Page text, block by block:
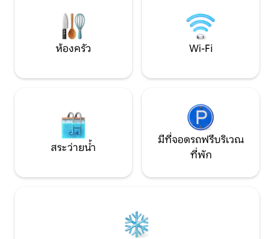
ห้องครัว Wi-Fi
สระว่ายน้ำ
มีที่จอดรถฟรีบริเวณ
ที่พัก